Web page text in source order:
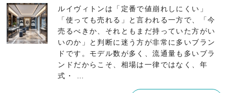
ルイヴィトンは「定番で値崩れしにくい」
「使っても売れる」と言われる一方で、「今
売るべきか、それともまだ持っていた方がい
いのか」と判断に迷う方が非常に多いブラン
ドです。モデル数が多く、流通量も多いブラ
ンドだからこそ、相場は一律ではなく、年
式・ …